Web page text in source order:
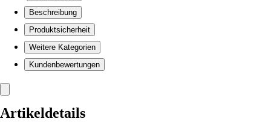
Beschreibung
Produktsicherheit
Weitere Kategorien
Kundenbewertungen
Artikeldetails